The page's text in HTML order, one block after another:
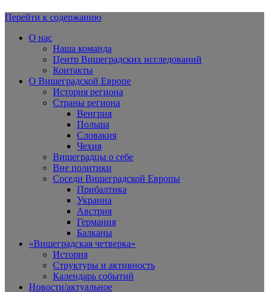
Вишеградская Европа
Перейти к содержанию
О нас
Наша команда
Центр Вишеградских исследований
Контакты
О Вишеградской Европе
История региона
Страны региона
Венгрия
Польша
Словакия
Чехия
Вишеградцы о себе
Вне политики
Соседи Вишеградской Европы
Прибалтика
Украина
Австрия
Германия
Балканы
«Вишеградская четверка»
История
Структуры и активность
Календарь событий
Новости/актуальное